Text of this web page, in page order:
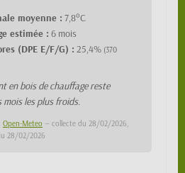
moyenne : 7,8°C
estimée : 6 mois
(DPE E/F/G) : 25,4% (370
en bois de chauffage reste
mois les plus froids.
Open-Meteo — collecte du 28/02/2026,
28/02/2026